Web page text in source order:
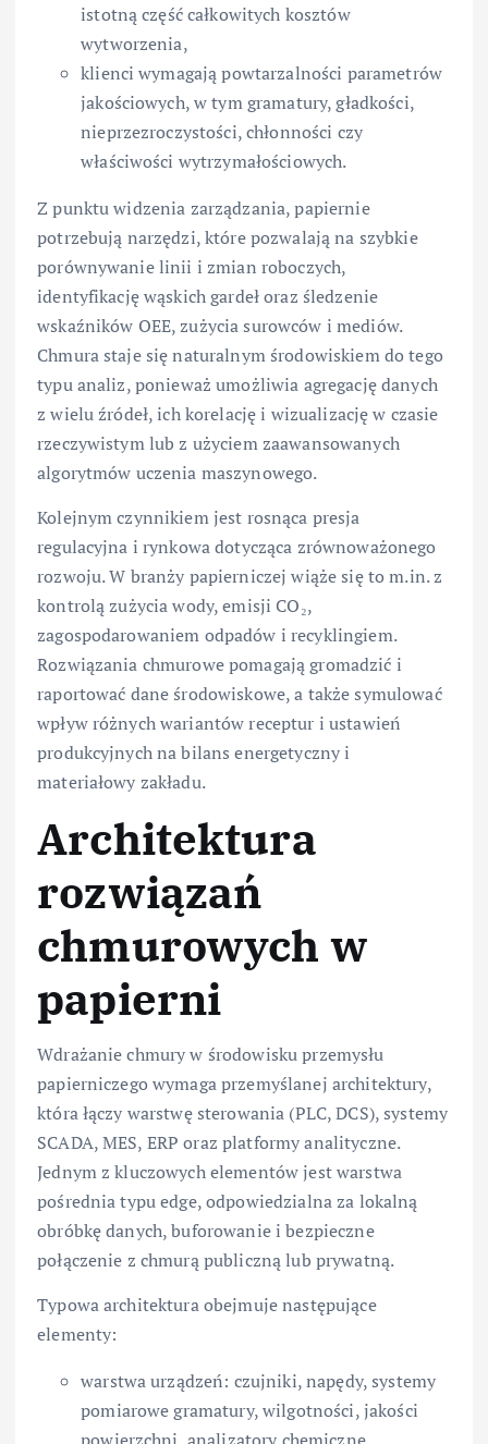
istotną część całkowitych kosztów
wytworzenia,
klienci wymagają powtarzalności parametrów
jakościowych, w tym gramatury, gładkości,
nieprzezroczystości, chłonności czy
właściwości wytrzymałościowych.
Z punktu widzenia zarządzania, papiernie
potrzebują narzędzi, które pozwalają na szybkie
porównywanie linii i zmian roboczych,
identyfikację wąskich gardeł oraz śledzenie
wskaźników OEE, zużycia surowców i mediów.
Chmura staje się naturalnym środowiskiem do tego
typu analiz, ponieważ umożliwia agregację danych
z wielu źródeł, ich korelację i wizualizację w czasie
rzeczywistym lub z użyciem zaawansowanych
algorytmów uczenia maszynowego.
Kolejnym czynnikiem jest rosnąca presja
regulacyjna i rynkowa dotycząca zrównoważonego
rozwoju. W branży papierniczej wiąże się to m.in. z
kontrolą zużycia wody, emisji CO₂,
zagospodarowaniem odpadów i recyklingiem.
Rozwiązania chmurowe pomagają gromadzić i
raportować dane środowiskowe, a także symulować
wpływ różnych wariantów receptur i ustawień
produkcyjnych na bilans energetyczny i
materiałowy zakładu.
Architektura
rozwiązań
chmurowych w
papierni
Wdrażanie chmury w środowisku przemysłu
papierniczego wymaga przemyślanej architektury,
która łączy warstwę sterowania (PLC, DCS), systemy
SCADA, MES, ERP oraz platformy analityczne.
Jednym z kluczowych elementów jest warstwa
pośrednia typu edge, odpowiedzialna za lokalną
obróbkę danych, buforowanie i bezpieczne
połączenie z chmurą publiczną lub prywatną.
Typowa architektura obejmuje następujące
elementy:
warstwa urządzeń: czujniki, napędy, systemy
pomiarowe gramatury, wilgotności, jakości